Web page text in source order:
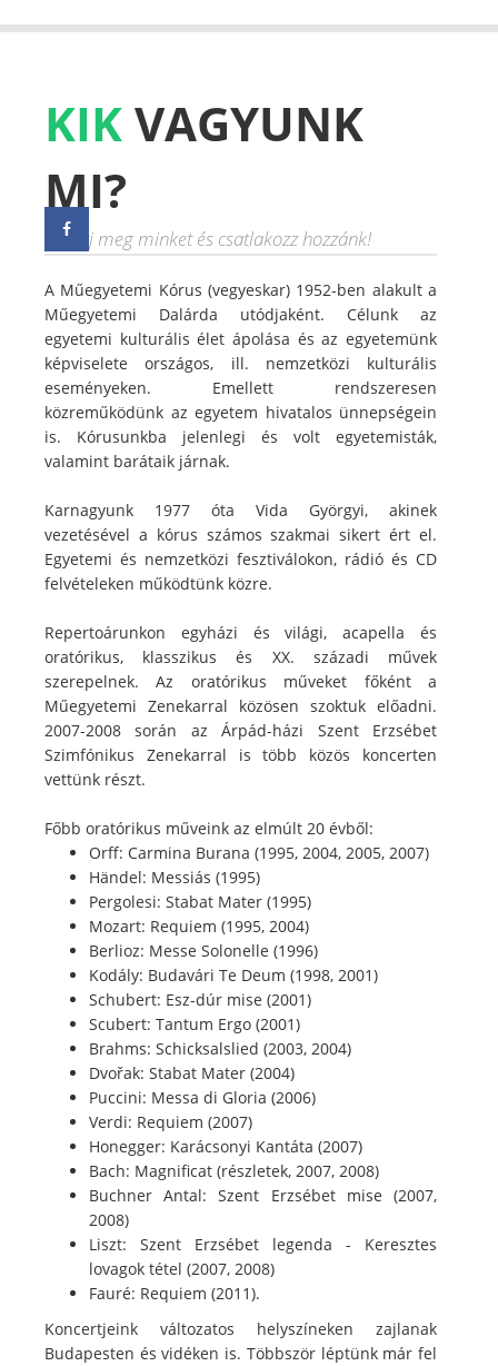
KIKVAGYUNK
MI?
Ismerj meg minket és csatlakozz hozzánk!
A Műegyetemi Kórus (vegyeskar) 1952-ben alakult a
Műegyetemi Dalárda utódjaként. Célunk az
egyetemi kulturális élet ápolása és az egyetemünk
képviselete országos, ill. nemzetközi kulturális
eseményeken. Emellett rendszeresen
közreműködünk az egyetem hivatalos ünnepségein
is. Kórusunkba jelenlegi és volt egyetemisták,
valamint barátaik járnak.
Karnagyunk 1977 óta Vida Györgyi, akinek
vezetésével a kórus számos szakmai sikert ért el.
Egyetemi és nemzetközi fesztiválokon, rádió és CD
felvételeken működtünk közre.
Repertoárunkon egyházi és világi, acapella és
oratórikus, klasszikus és XX. századi művek
szerepelnek. Az oratórikus műveket főként a
Műegyetemi Zenekarral közösen szoktuk előadni.
2007-2008 során az Árpád-házi Szent Erzsébet
Szimfónikus Zenekarral is több közös koncerten
vettünk részt.
Főbb oratórikus műveink az elmúlt 20 évből:
Orff: Carmina Burana (1995, 2004, 2005, 2007)
Händel: Messiás (1995)
Pergolesi: Stabat Mater (1995)
Mozart: Requiem (1995, 2004)
Berlioz: Messe Solonelle (1996)
Kodály: Budavári Te Deum (1998, 2001)
Schubert: Esz-dúr mise (2001)
Scubert: Tantum Ergo (2001)
Brahms: Schicksalslied (2003, 2004)
Dvořak: Stabat Mater (2004)
Puccini: Messa di Gloria (2006)
Verdi: Requiem (2007)
Honegger: Karácsonyi Kantáta (2007)
Bach: Magnificat (részletek, 2007, 2008)
Buchner Antal: Szent Erzsébet mise (2007,
2008)
Liszt: Szent Erzsébet legenda - Keresztes
lovagok tétel (2007, 2008)
Fauré: Requiem (2011).
Koncertjeink változatos helyszíneken zajlanak
Budapesten és vidéken is. Többször léptünk már fel